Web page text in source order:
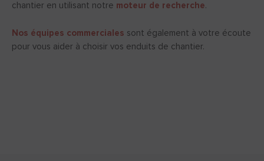
chantier en utilisant notre moteur de recherche.
Nos équipes commerciales sont également à votre écoute
pour vous aider à choisir vos enduits de chantier.